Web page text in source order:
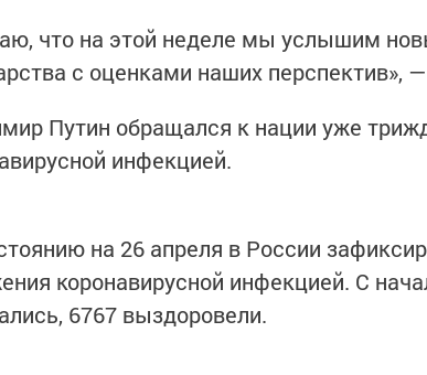
что на этой неделе мы услышим
с оценками наших перспектив»,
Путин обращался к нации уже
инфекцией.
на 26 апреля в России
коронавирусной инфекцией. С
6767 выздоровели.